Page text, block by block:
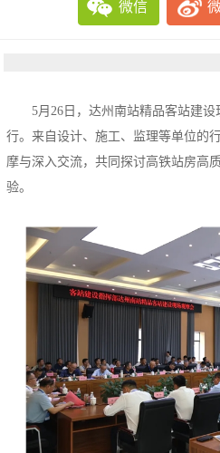
微信
5月26日，达州南站精品客站建
行。来自设计、施工、监理等单位的
摩与深入交流，共同探讨高铁站房高
验。